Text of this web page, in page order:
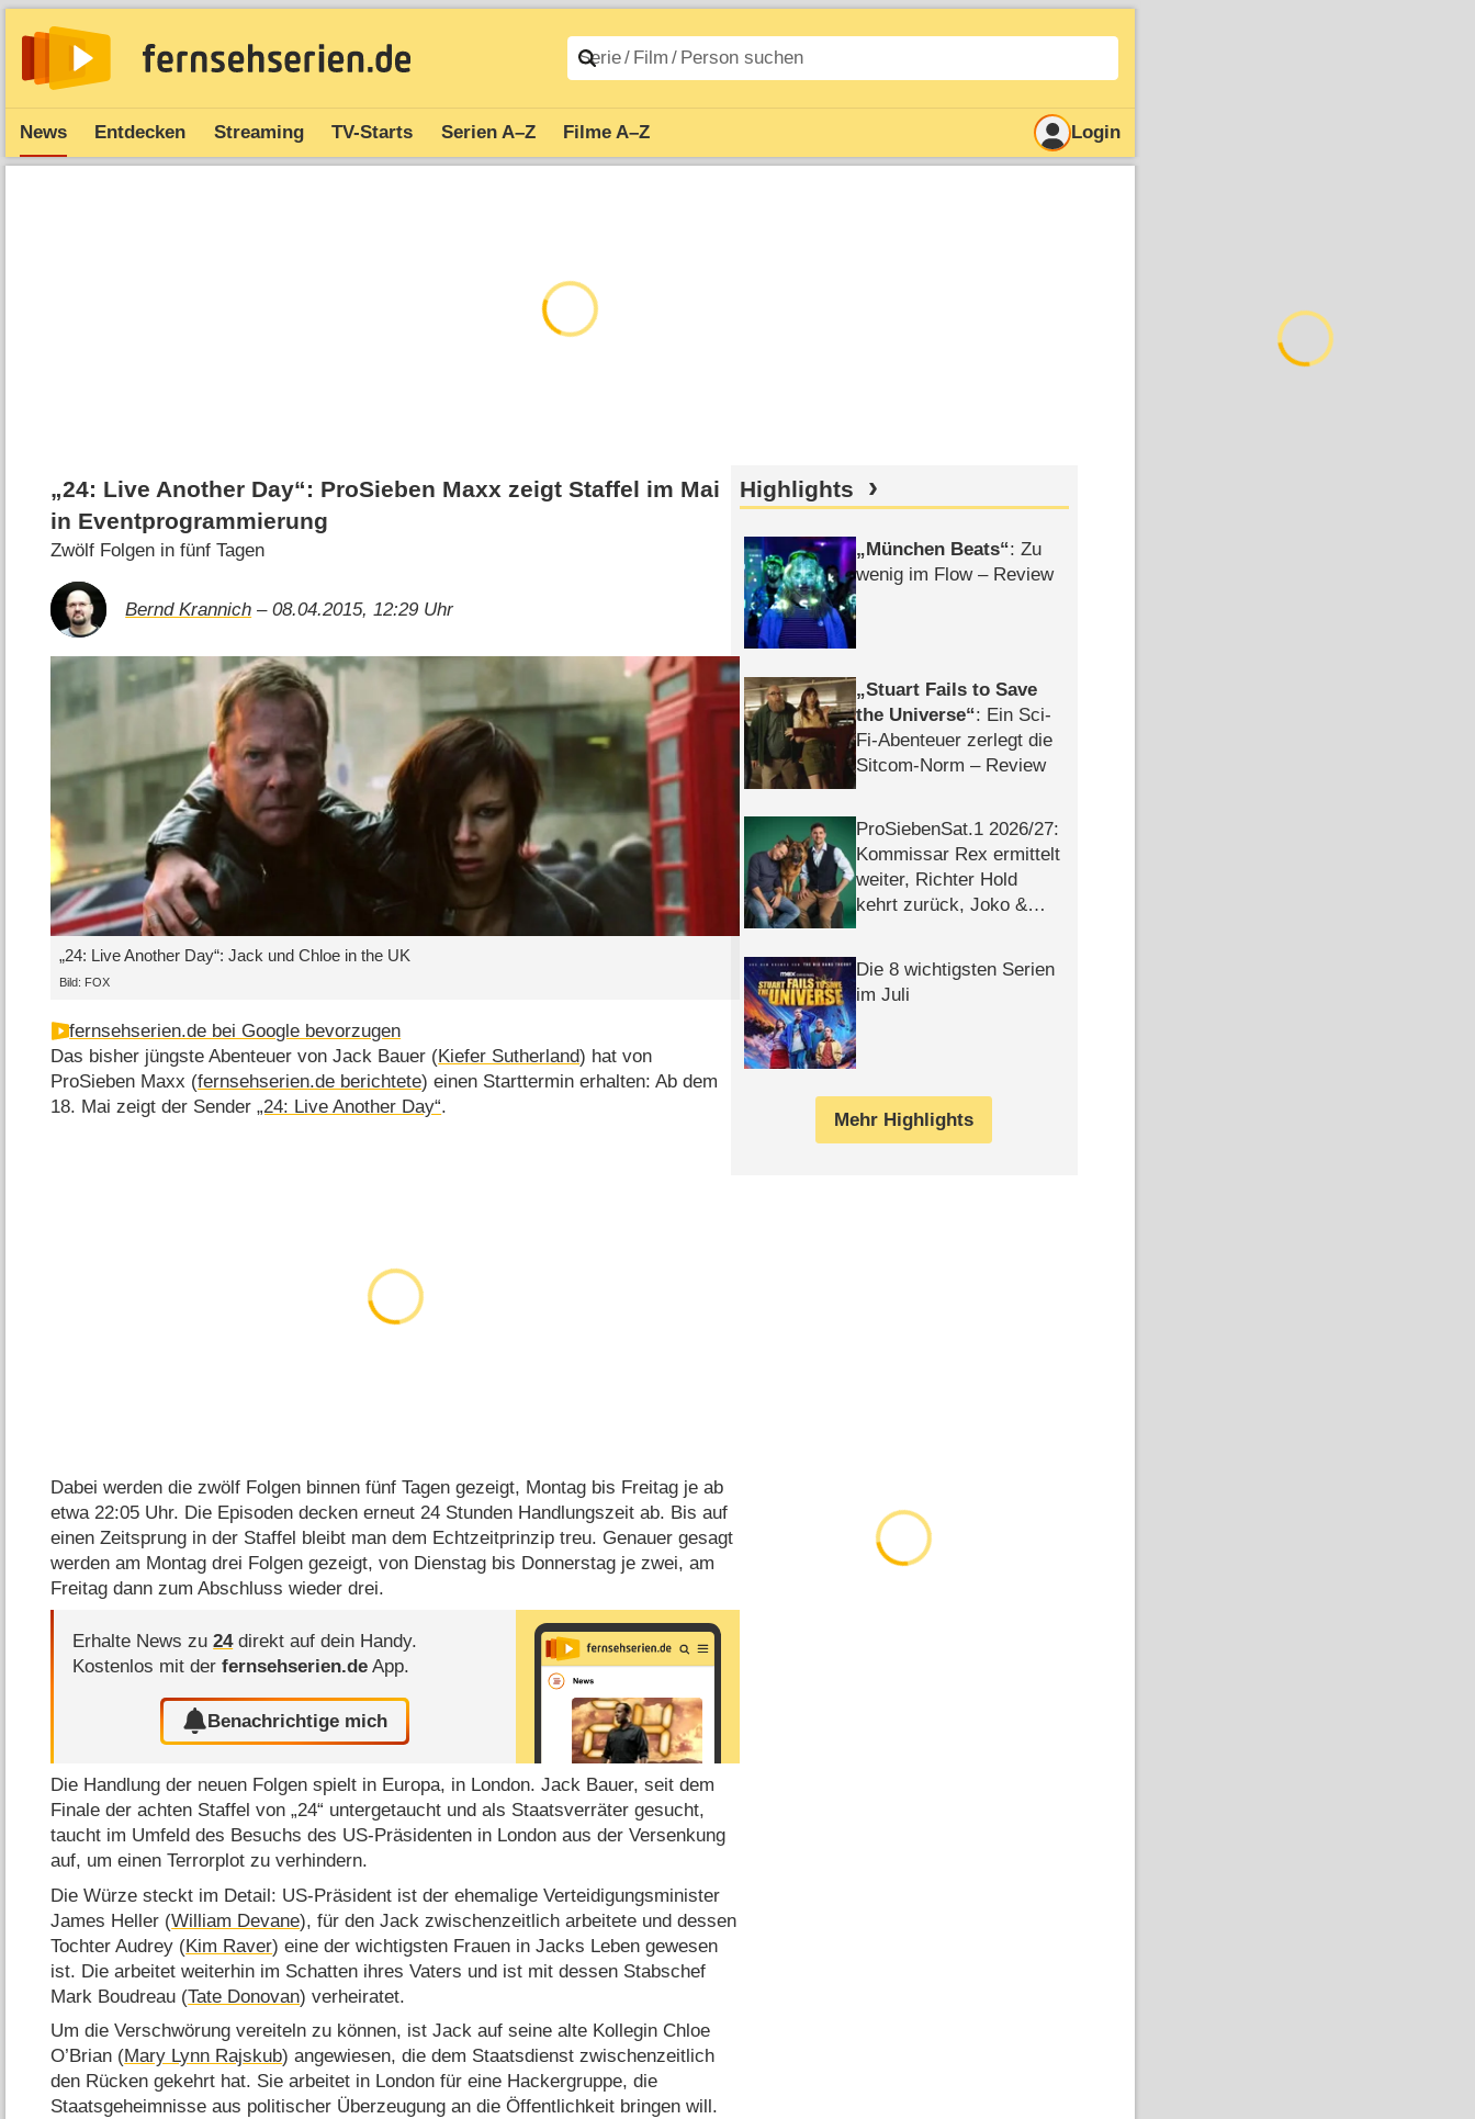
News Entdecken Streaming TV-Starts Serien A–Z Filme A–Z Login
„24: Live Another Day“: ProSieben Maxx zeigt Staffel im Mai
in Eventprogrammierung
Zwölf Folgen in fünf Tagen
Bernd Krannich – 08.04.2015, 12:29 Uhr
„24: Live Another Day“: Jack und Chloe in the UK
Bild: FOX
fernsehserien.de bei Google bevorzugen
Das bisher jüngste Abenteuer von Jack Bauer (Kiefer Sutherland) hat von
ProSieben Maxx (fernsehserien.de berichtete) einen Starttermin erhalten: Ab dem
18. Mai zeigt der Sender„24: Live Another Day“.
Dabei werden die zwölf Folgen binnen fünf Tagen gezeigt, Montag bis Freitag je ab
etwa 22:05 Uhr. Die Episoden decken erneut 24 Stunden Handlungszeit ab. Bis auf
einen Zeitsprung in der Staffel bleibt man dem Echtzeitprinzip treu. Genauer gesagt
werden am Montag drei Folgen gezeigt, von Dienstag bis Donnerstag je zwei, am
Freitag dann zum Abschluss wieder drei.
Erhalte News zu24direkt auf dein Handy.
Kostenlos mit derfernsehserien.de App.
Benachrichtige mich
Die Handlung der neuen Folgen spielt in Europa, in London. Jack Bauer, seit dem
Finale der achten Staffel von „24“ untergetaucht und als Staatsverräter gesucht,
taucht im Umfeld des Besuchs des US-Präsidenten in London aus der Versenkung
auf, um einen Terrorplot zu verhindern.
Die Würze steckt im Detail: US-Präsident ist der ehemalige Verteidigungsminister
James Heller (William Devane), für den Jack zwischenzeitlich arbeitete und dessen
Tochter Audrey (Kim Raver) eine der wichtigsten Frauen in Jacks Leben gewesen
ist. Die arbeitet weiterhin im Schatten ihres Vaters und ist mit dessen Stabschef
Mark Boudreau (Tate Donovan) verheiratet.
Um die Verschwörung vereiteln zu können, ist Jack auf seine alte Kollegin Chloe
O’Brian (Mary Lynn Rajskub) angewiesen, die dem Staatsdienst zwischenzeitlich
den Rücken gekehrt hat. Sie arbeitet in London für eine Hackergruppe, die
Staatsgeheimnisse aus politischer Überzeugung an die Öffentlichkeit bringen will.
Highlights
München Beats : Zu
wenig im Flow – Review
Stuart Fails to Save
the Universe : Ein Sci-
Fi-Abenteuer zerlegt die
Sitcom-Norm – Review
ProSiebenSat.1 2026/​27:
Kommissar Rex ermittelt
weiter, Richter Hold
kehrt zurück, Joko &
Die 8 wichtigsten Serien
im Juli
Mehr Highlights